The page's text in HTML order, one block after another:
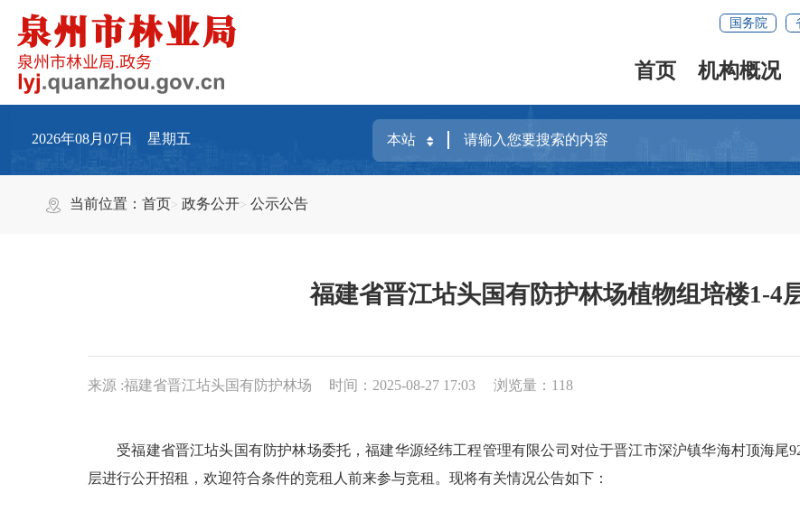
国务院
首页 机构概况
2026年08月07日 星期五
当前位置：首页 政务公开 公示公告
福建省晋江坫头国有防护林场植物组培楼1-4
来源 :福建省晋江坫头国有防护林场 时间：2025-08-27 17:03 浏览量： 118
受福建省晋江坫头国有防护林场委托，福建华源经纬工程管理有限公司对位于晋江市深沪镇华海村顶海尾
层进行公开招租，欢迎符合条件的竞租人前来参与竞租。现将有关情况公告如下：